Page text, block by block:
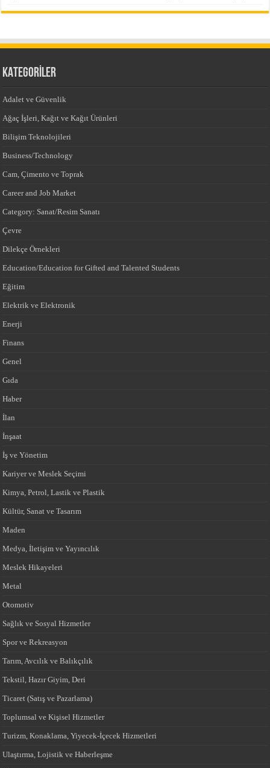
KATEGORİLER
Adalet ve Güvenlik
Ağaç İşleri, Kağıt ve Kağıt Ürünleri
Bilişim Teknolojileri
Business/Technology
Cam, Çimento ve Toprak
Career and Job Market
Category: Sanat/Resim Sanatı
Çevre
Dilekçe Örnekleri
Education/Education for Gifted and Talented Students
Eğitim
Elektrik ve Elektronik
Enerji
Finans
Genel
Gıda
Haber
İlan
İnşaat
İş ve Yönetim
Kariyer ve Meslek Seçimi
Kimya, Petrol, Lastik ve Plastik
Kültür, Sanat ve Tasarım
Maden
Medya, İletişim ve Yayıncılık
Meslek Hikayeleri
Metal
Otomotiv
Sağlık ve Sosyal Hizmetler
Spor ve Rekreasyon
Tarım, Avcılık ve Balıkçılık
Tekstil, Hazır Giyim, Deri
Ticaret (Satış ve Pazarlama)
Toplumsal ve Kişisel Hizmetler
Turizm, Konaklama, Yiyecek-İçecek Hizmetleri
Ulaştırma, Lojistik ve Haberleşme